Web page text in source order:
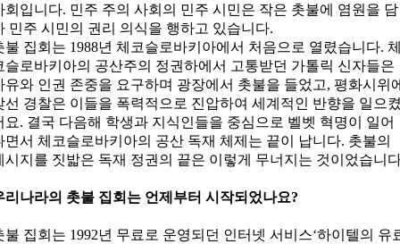
회입니다. 민주 주의 사회의 민주 시민은 작은 촛불에 염원을 담
민주 시민의 권리 의식을 행하고 있습니다.
불 집회는 1988년 체코슬로바키아에서 처음으로 열렸습니다.
슬로바키아의 공산주의 정권하에서 고통받던 가톨릭 신자들은
유와 인권 존중을 요구하며 광장에서 촛불을 들었고, 평화시위
선 경찰은 이들을 폭력적으로 진압하여 세계적인 반향을 일으
요. 결국 다음해 학생과 지식인들을 중심으로 벨벳 혁명이 일어
면서 체코슬로바키아의 공산 독재 체제는 끝이 납니다. 촛불의
시지를 짓밟은 독재 정권의 끝은 이렇게 무너지는 것이었습니
리나라의 촛불 집회는 언제부터 시작되었나요?
불 집회는 1992년 무료로 운영되던 인터넷 서비스‘하이텔의 유